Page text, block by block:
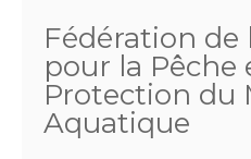
Fédération de
pour la Pêche
Protection du
Aquatique